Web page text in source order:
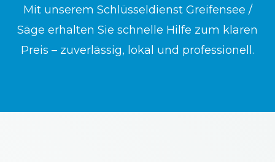
Mit unserem Schlüsseldienst Greifensee /
Säge erhalten Sie schnelle Hilfe zum klaren
Preis – zuverlässig, lokal und professionell.